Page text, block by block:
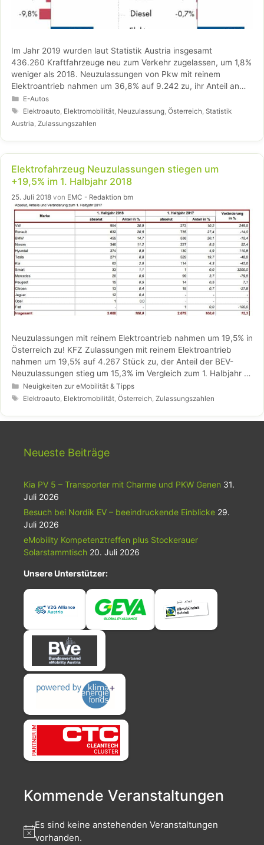
Im Jahr 2019 wurden laut Statistik Austria insgesamt
436.260 Kraftfahrzeuge neu zum Verkehr zugelassen, um 1,8%
weniger als 2018. Neuzulassungen von Pkw mit reinem
Elektroantrieb nahmen um 36,8% auf 9.242 zu, ihr Anteil an
allen Pkw-Neuzulassungen stieg von 2,0% auf 2,8%. Von den
12.964 Motorfahrrädern wurde 1.902 Fahrzeuge mit
Elektroantrieb (Anteil: 14,7%; +4,7%) neu zugelassen.
Kategorien
E-Autos
Schlagwörter
Elektroauto, Elektromobilität, Neuzulassung,Österreich,Statistik
Austria, Zulassungszahlen
Elektrofahrzeug Neuzulassungen stiegen um
+19,5% im 1. Halbjahr 2018
25. Juli 2018 von EMC - Redaktion bm
Neuzulassungen mit reinem Elektroantrieb nahmen um 19,5% in
Österreich zu! KFZ Zulassungen mit reinem Elektroantrieb
nahmen um 19,5% auf 4.267 Stück zu, der Anteil der BEV-
Neuzulassungen stieg um 15,3% im Vergleich zum 1. Halbjahr …
Weiterlesen…
Kategorien
Neuigkeiten zur eMobilität & Tipps
Schlagwörter
Elektroauto, Elektromobilität,Österreich,Zulassungszahlen
Neueste Beiträge
Kia PV 5 – Transporter mit Charme und PKW Genen 31.
Juli 2026
Besuch bei Nordik EV – beeindruckende Einblicke 29.
Juli 2026
eMobility Kompetenztreffen plus Stockerauer
Solarstammtisch 20. Juli 2026
Unsere Unterstützer:
Kommende Veranstaltungen
Es sind keine anstehenden Veranstaltungen
vorhanden.